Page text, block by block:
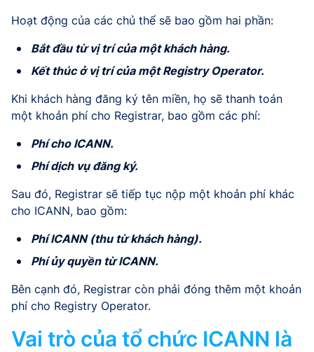
Hoạt động của các chủ thể sẽ bao gồm hai phần:
Bắt đầu từ vị trí của một khách hàng.
Kết thúc ở vị trí của một Registry Operator.
Khi khách hàng đăng ký tên miền, họ sẽ thanh toán
một khoản phí cho Registrar, bao gồm các phí:
Phí cho ICANN.
Phí dịch vụ đăng ký.
Sau đó, Registrar sẽ tiếp tục nộp một khoản phí khác
cho ICANN, bao gồm:
Phí ICANN (thu từ khách hàng).
Phí ủy quyền từ ICANN.
Bên cạnh đó, Registrar còn phải đóng thêm một khoản
phí cho Registry Operator.
Vai trò của tổ chức ICANN là